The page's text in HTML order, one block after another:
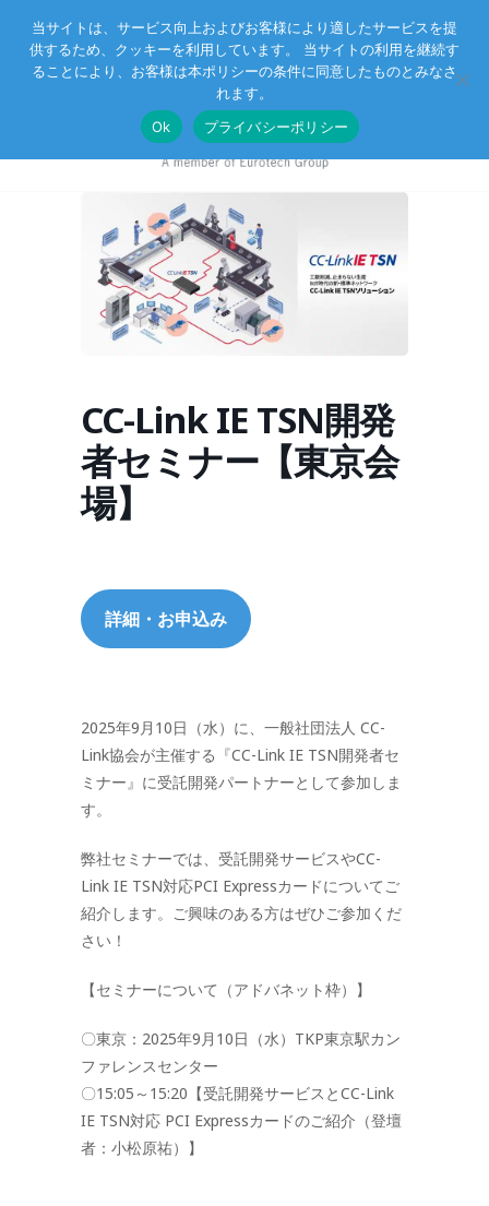
Eurotechグループ お客様サポート お問い合わせ
CC-Link IE TSN開発
者セミナー【東京会
場】
詳細・お申込み
2025年9月10日（水）に、一般社団法人 CC-
Link協会が主催する『CC-Link IE TSN開発者セ
ミナー』に受託開発パートナーとして参加しま
す。
弊社セミナーでは、受託開発サービスやCC-
Link IE TSN対応PCI Expressカードについて ご
紹介します。ご興味のある方はぜひご参加くだ
さい！
【セミナーについて （アドバネット枠）】
〇東京：2025年9月10日（水）TKP東京駅カン
ファレンスセンター
〇15:05～15:20【受託開発サービス とCC-Link
IE TSN対応 PCI Expressカードのご紹介（登壇
者：小松原祐）】
当サイトは、サービス向上およびお客様により適したサービスを提
供するため、クッキーを利用しています。 当サイトの利用を継続す
ることにより、お客様は本ポリシーの条件に同意したものとみなさ
れます。
Ok
プライバシーポリシー